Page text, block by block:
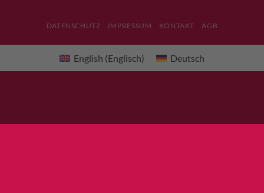
DATENSCHUTZ IMPRESSUM KONTAKT AGB
English (Englisch) Deutsch